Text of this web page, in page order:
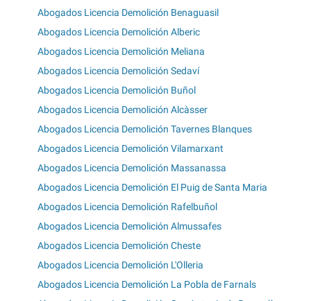
Abogados Licencia Demolición Benaguasil
Abogados Licencia Demolición Alberic
Abogados Licencia Demolición Meliana
Abogados Licencia Demolición Sedaví
Abogados Licencia Demolición Buñol
Abogados Licencia Demolición Alcàsser
Abogados Licencia Demolición Tavernes Blanques
Abogados Licencia Demolición Vilamarxant
Abogados Licencia Demolición Massanassa
Abogados Licencia Demolición El Puig de Santa Maria
Abogados Licencia Demolición Rafelbuñol
Abogados Licencia Demolición Almussafes
Abogados Licencia Demolición Cheste
Abogados Licencia Demolición L'Olleria
Abogados Licencia Demolición La Pobla de Farnals